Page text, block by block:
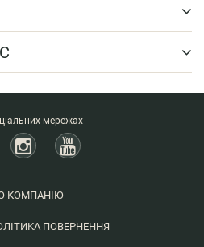
мережах
КОМПАНІЮ
ПОВЕРНЕННЯ